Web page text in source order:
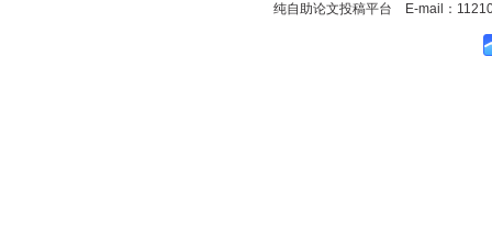
纯自助论文投稿平台 E-mail：